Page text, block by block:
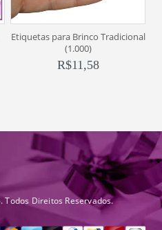
Etiquetas para Brinco Tradicional
(1.000)
R$11,58
Todos Direitos Reservados.